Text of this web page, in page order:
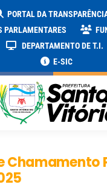
PORTAL DA
PARLAMENTARES
DEPARTAMENTO DE T.I.
E-SIC
Chamamento